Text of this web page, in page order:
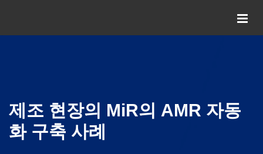
제조 현장의 MiR의 AMR 자동
화 구축 사례